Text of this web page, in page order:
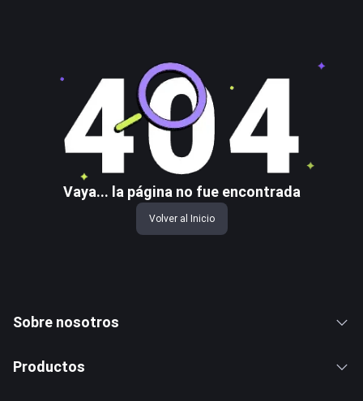
Vaya... la página no fue encontrada
Volver al Inicio
Sobre nosotros
Productos